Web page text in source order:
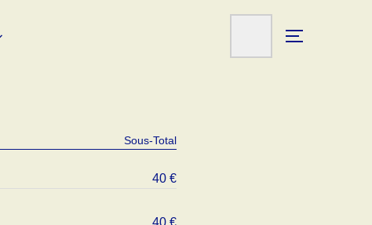
Sous-Total
40 €
40 €